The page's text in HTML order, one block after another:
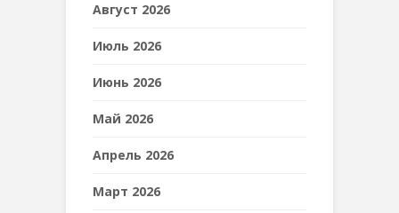
Август 2026
Июль 2026
Июнь 2026
Май 2026
Апрель 2026
Март 2026